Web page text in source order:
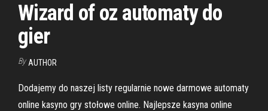
Wizard of oz automaty do
gier
By AUTHOR
Dodajemy do naszej listy regularnie nowe darmowe automaty
online kasyno gry stołowe online. Najlepsze kasyna online